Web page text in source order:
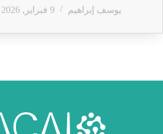
يوسف إبراهيم
9 فبراير, 2026